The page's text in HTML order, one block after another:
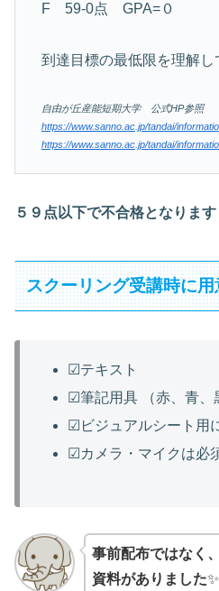
F 59-0点 GPA=０
到達目標の最低限を理解し
自由が丘産能短期大学 公式HP参照
https://www.sanno.ac.jp/tandai/
https://www.sanno.ac.jp/tandai/
５９点以下で不合格となります
スクーリング受講時に
☑テキスト
☑筆記用具 （赤、青、
☑ビジュアルシート用
☑カメラ・マイクは必
事前配布ではなく
資料がありました✨